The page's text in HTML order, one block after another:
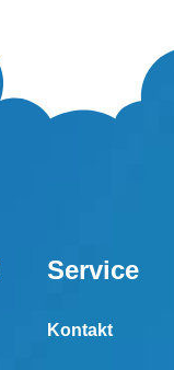
Service
Kontakt